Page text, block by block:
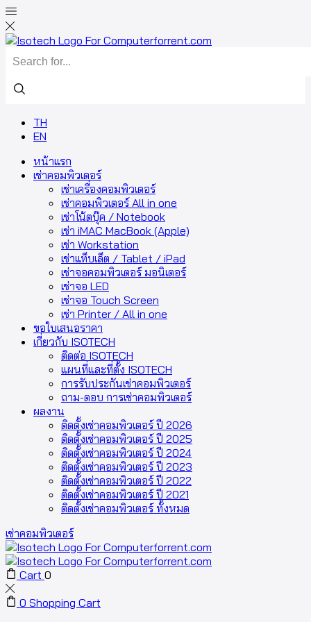
TH
EN
หน้าแรก
เช่าคอมพิวเตอร์
เช่าเครื่องคอมพิวเตอร์
เช่าคอมพิวเตอร์ All in one
เช่าโน้ตบุ๊ค / Notebook
เช่า iMAC MacBook (Apple)
เช่า Workstation
เช่าแท็บเล็ต / Tablet / iPad
เช่าจอคอมพิวเตอร์ มอนิเตอร์
เช่าจอ LED
เช่าจอ Touch Screen
เช่า Printer / All in one
ขอใบเสนอราคา
เกี่ยวกับ ISOTECH
ติดต่อ ISOTECH
แผนที่และที่ตั้ง ISOTECH
การรับประกันเช่าคอมพิวเตอร์
ถาม-ตอบ การเช่าคอมพิวเตอร์
ผลงาน
ติดตั้งเช่าคอมพิวเตอร์ ปี 2026
ติดตั้งเช่าคอมพิวเตอร์ ปี 2025
ติดตั้งเช่าคอมพิวเตอร์ ปี 2024
ติดตั้งเช่าคอมพิวเตอร์ ปี 2023
ติดตั้งเช่าคอมพิวเตอร์ ปี 2022
ติดตั้งเช่าคอมพิวเตอร์ ปี 2021
ติดตั้งเช่าคอมพิวเตอร์ ทั้งหมด
เช่าคอมพิวเตอร์
Cart 0
0 Shopping Cart